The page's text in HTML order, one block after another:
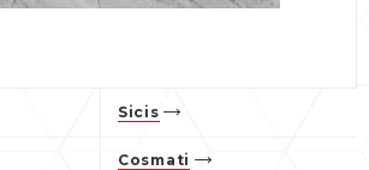
Sicis
Cosmati